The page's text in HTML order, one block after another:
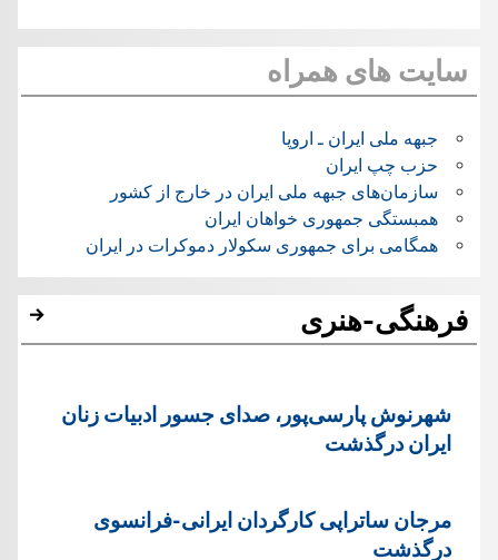
سایت های همراه
جبهه ملی ایران ـ اروپا
حزب چپ ایران
سازمان‌های جبهه ملی ایران در خارج از کشور
همبستگی جمهوری خواهان ایران
همگامی برای جمهوری سکولار دموکرات در ایران
فرهنگی-هنری
شهرنوش پارسی‌پور، صدای جسور ادبیات زنان
ایران درگذشت
مرجان ساتراپی کارگردان ایرانی-فرانسوی
درگذشت